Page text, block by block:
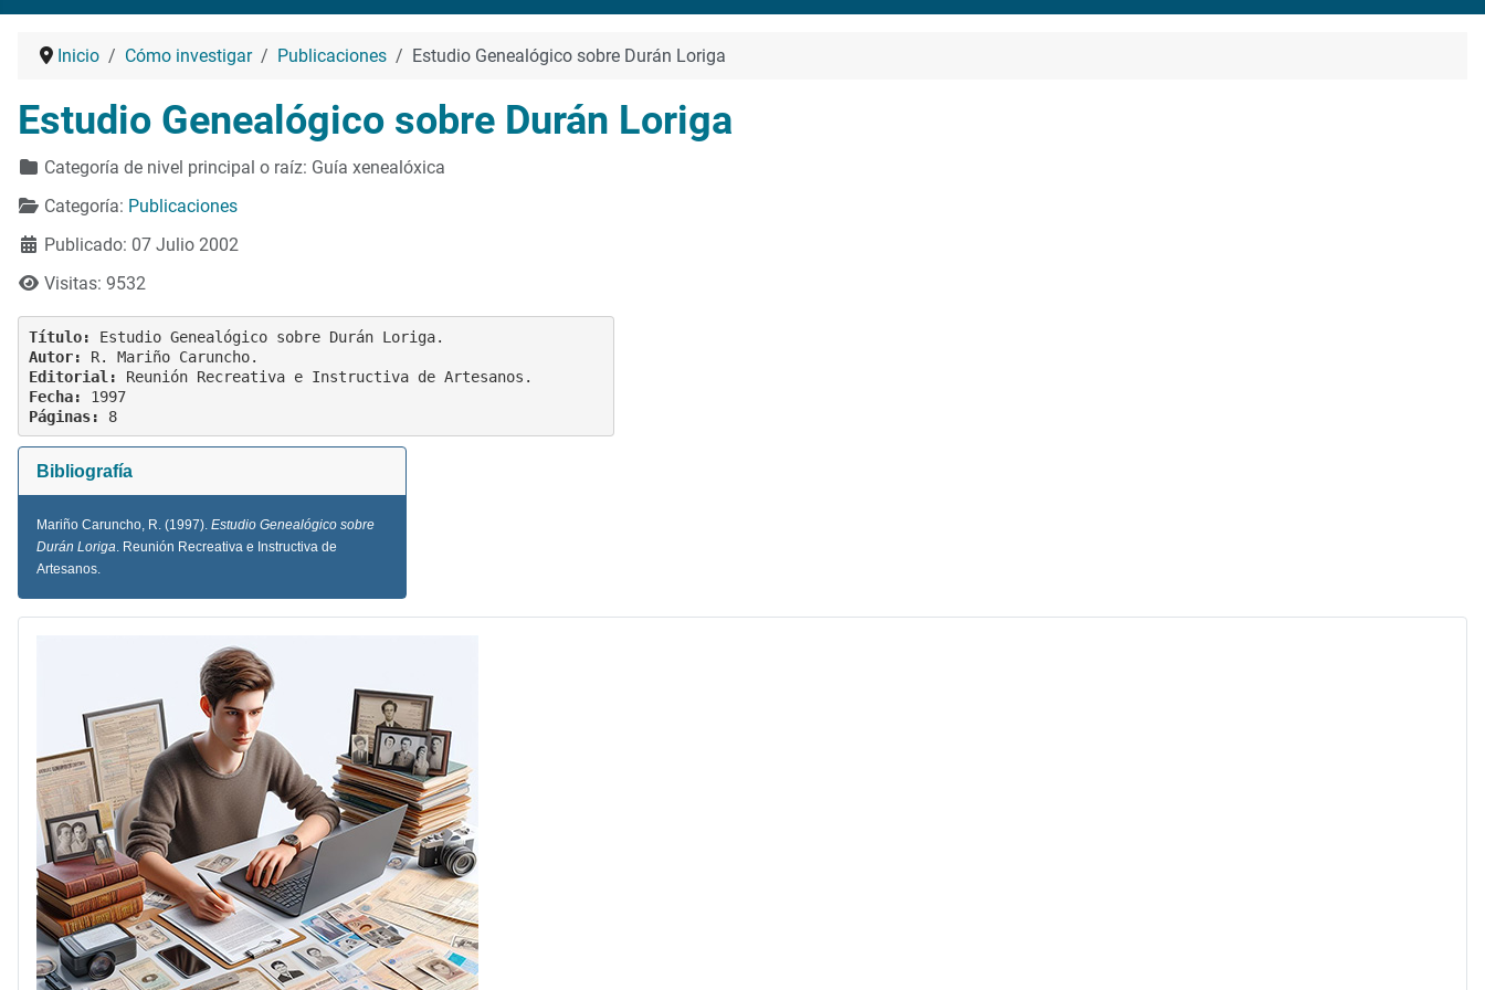
Inicio Cómo investigar Publicaciones Estudio Genealógico sobre Durán Loriga
Estudio Genealógico sobre Durán Loriga
Detalles
Categoría de nivel principal o raíz: Guía xenealóxica
Categoría: Publicaciones
Publicado: 07 Julio 2002
Visitas: 9532
Título:
Autor:
Editorial:
Fecha:
1997
Páginas:
8
Bibliografía
Mariño Caruncho, R. (1997). Estudio Genealógico sobre
Durán Loriga. Reunión Recreativa e Instructiva de
Artesanos.